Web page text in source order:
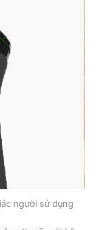
người sử dụng